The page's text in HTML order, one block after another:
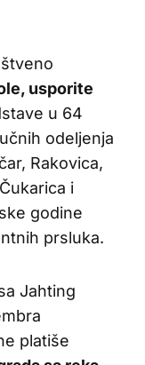
usporite
u 64
odeljenja
Rakovica,
i
godine
prsluka.
Jahting
platiše